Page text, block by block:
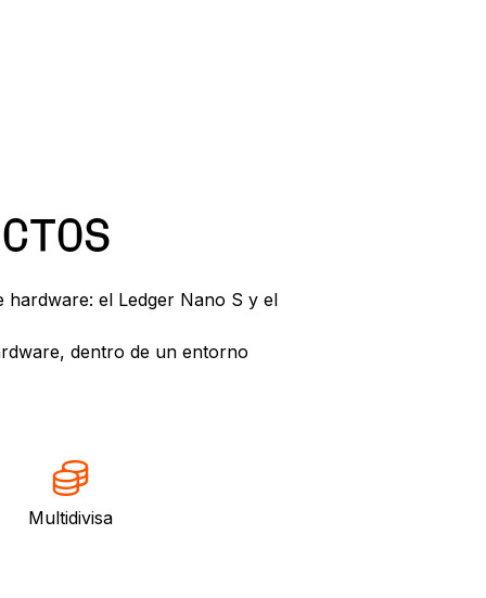
hardware: el Ledger Nano S y el
dentro de un entorno
Multidivisa